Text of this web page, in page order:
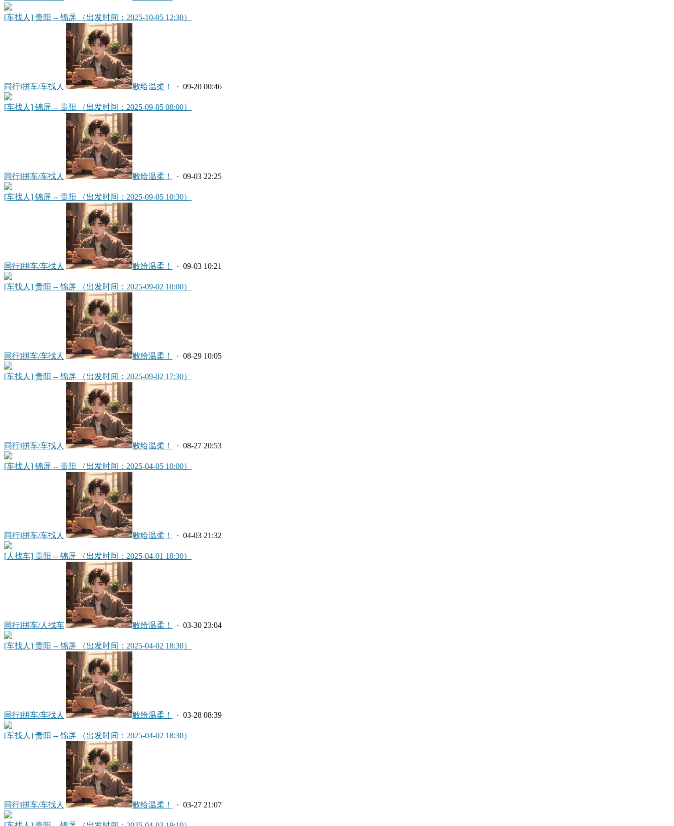
[车找人] 贵阳 -- 锦屏 （出发时间：2025-10-05 12:30）
同行l拼车/车找人 败给温柔！ · 09-20 00:46
[车找人] 锦屏 -- 贵阳 （出发时间：2025-09-05 08:00）
同行l拼车/车找人 败给温柔！ · 09-03 22:25
[车找人] 锦屏 -- 贵阳 （出发时间：2025-09-05 10:30）
同行l拼车/车找人 败给温柔！ · 09-03 10:21
[车找人] 贵阳 -- 锦屏 （出发时间：2025-09-02 10:00）
同行l拼车/车找人 败给温柔！ · 08-29 10:05
[车找人] 贵阳 -- 锦屏 （出发时间：2025-09-02 17:30）
同行l拼车/车找人 败给温柔！ · 08-27 20:53
[车找人] 锦屏 -- 贵阳 （出发时间：2025-04-05 10:00）
同行l拼车/车找人 败给温柔！ · 04-03 21:32
[人找车] 贵阳 -- 锦屏 （出发时间：2025-04-01 18:30）
同行l拼车/人找车 败给温柔！ · 03-30 23:04
[车找人] 贵阳 -- 锦屏 （出发时间：2025-04-02 18:30）
同行l拼车/车找人 败给温柔！ · 03-28 08:39
[车找人] 贵阳 -- 锦屏 （出发时间：2025-04-02 18:30）
同行l拼车/车找人 败给温柔！ · 03-27 21:07